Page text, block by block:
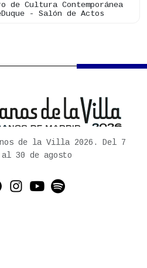
de Cultura Contemporánea
- Salón de Actos
de la Villa 2026. Del 7
30 de agosto
(X)
Instagram
YouTube
Spotify